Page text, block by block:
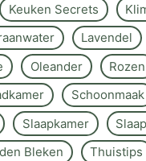
Keuken Secrets
Lavendel
Oleander
Rozen
Schoonmaak
Slaapkamer
Bleken
Thuistips